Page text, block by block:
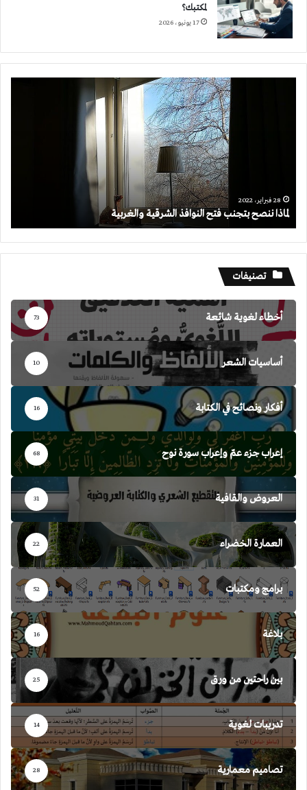
لمكتبك؟
17 يونيو، 2026
28 فبراير، 2022
لماذا ننصح بتجنب فتح النوافذ الشرقية والغربية
تصنيفات
أخطاء لغوية شائعة 73
أساسيات الشعر 10
أفكار ونصائح في الكتابة 16
إعراب جزء عمّ وإعراب سورة نوح 68
العروض والقافية 31
العمارة الخضراء 22
برامج ومكتبات 52
بلاغة 16
بين راحتين من ورق 25
تدريبات لغوية 14
تصاميم معمارية 28